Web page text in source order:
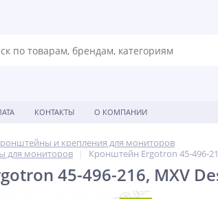
КОНТАКТЫ О КОМПАНИИ
и крепления для мониторов
для мониторов
Кронштейн Ergotron 45-496-
45-496-216, MXV